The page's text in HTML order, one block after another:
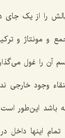
را از یک جای
و مونتاژ و
آن را غول
وجود خارجى
باشد این‌طور
اینها داخل